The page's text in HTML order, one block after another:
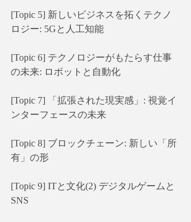
[Topic 5] 新しいビジネスを拓くテクノ
ロジー: 5Gと人工知能
[Topic 6] テクノロジーがもたらす仕事
の未来: ロボットと自動化
[Topic 7] 「拡張された現実感」: 視覚イ
ンターフェースの未来
[Topic 8] ブロックチェーン: 新しい「所
有」の形
[Topic 9] ITと文化(2) デジタルゲームと
SNS